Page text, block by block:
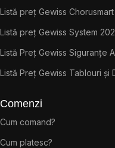
Listă preț Gewiss
Listă preț Gewiss System
Listă Preț Gewiss Siguranțe
Listă Preț Gewiss Tablouri și
Comenzi
Cum comand?
Cum platesc?